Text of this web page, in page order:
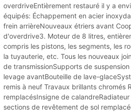
overdriveEntièrement restauré il y a
équipés: Échappement en acier
frein arrièreNouveaux étriers avant
d'overdrive3. Moteur de 8 litres,
compris les pistons, les segments, les
la tuyauterie, etc. Tous les nouveaux
de transmissionSupports de
levage avantBouteille de lave-
remis à neuf Travaux brillants chromés
remplacésInsigne de
sections de revêtement de sol